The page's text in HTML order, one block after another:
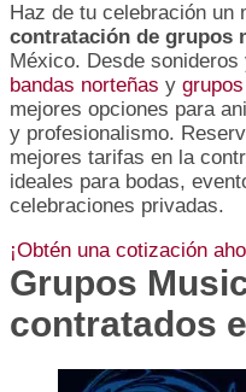
Haz de tu celebración un
contratación de grupos
México. Desde
bandas norteñas y
mejores opciones para
y profesionalismo.
mejores tarifas en la
ideales para bodas,
celebraciones privadas.
¡Obtén una cotización
Grupos
contratados